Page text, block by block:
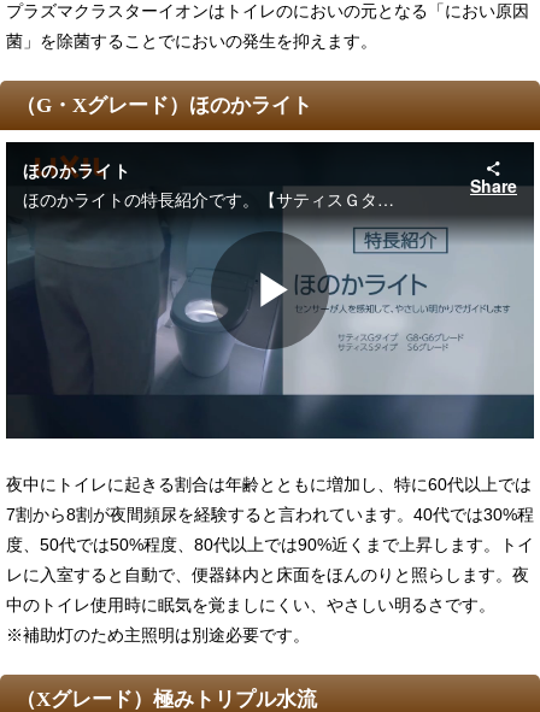
プラズマクラスターイオンはトイレのにおいの元となる「におい原因
菌」を除菌することでにおいの発生を抑えます。
（G・Xグレード）ほのかライト
夜中にトイレに起きる割合は年齢とともに増加し、特に60代以上では
7割から8割が夜間頻尿を経験すると言われています。40代では30%程
度、50代では50%程度、80代以上では90%近くまで上昇します。 トイ
レに入室すると自動で、便器鉢内と床面をほんのりと照らします。夜
中のトイレ使用時に眠気を覚ましにくい、やさしい明るさです。
※補助灯のため主照明は別途必要です。
（Xグレード）極みトリプル水流